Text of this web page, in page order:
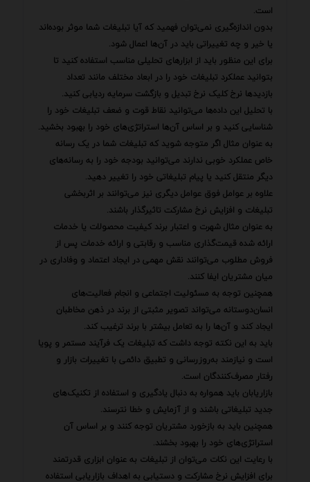
است.
بدون اندازه‌گیری نمی‌توان فهمید که آیا تبلیغات شما موثر بوده‌اند
یا خیر و چه تغییراتی باید در آن‌ها اعمال شود.
برای این منظور باید از ابزارهای تحلیلی مناسب استفاده کنید تا
بتوانید عملکرد تبلیغات خود را در ابعاد مختلف مانند تعداد
بازدیدها نرخ کلیک نرخ تبدیل و بازگشت سرمایه ردیابی کنید.
با تحلیل این داده‌ها می‌توانید نقاط قوت و ضعف تبلیغات خود را
شناسایی کنید و بر اساس آن‌ها استراتژی‌های خود را بهبود بخشید.
به عنوان مثال اگر متوجه شوید که تبلیغات شما در یک رسانه
خاص عملکرد خوبی ندارند می‌توانید بودجه خود را به رسانه‌های
دیگر منتقل کنید یا پیام تبلیغاتی خود را تغییر دهید.
علاوه بر عوامل فوق عوامل دیگری نیز می‌توانند بر اثربخشی
تبلیغات و افزایش نرخ مشارکت تاثیرگذار باشند.
به عنوان مثال شهرت و اعتبار برند کیفیت محصولات یا خدمات
ارائه شده قیمت‌گذاری مناسب و رقابتی و ارائه خدمات پس از
فروش مطلوب می‌توانند نقش مهمی در ایجاد اعتماد و وفاداری در
میان مشتریان ایفا کنند.
همچنین توجه به مسئولیت اجتماعی و انجام فعالیت‌های
انسان‌دوستانه می‌تواند تصویر مثبتی از برند در ذهن مخاطبان
ایجاد کند و آن‌ها را به تعامل بیشتر با برند ترغیب کند.
باید به این نکته توجه داشت که تبلیغات یک فرآیند مستمر و پویا
است و نیازمند به‌روزرسانی و تطبیق دائمی با تغییرات بازار و
رفتار مصرف‌کنندگان است.
بازاریابان باید همواره به دنبال یادگیری و استفاده از تکنیک‌های
جدید تبلیغاتی باشند و از آزمایش و خطا نترسند.
همچنین باید به بازخورد مشتریان توجه کنند و بر اساس آن
استراتژی‌های خود را بهبود بخشند.
با رعایت این نکات می‌توان از تبلیغات به عنوان ابزاری قدرتمند
برای افزایش نرخ مشارکت و دستیابی به اهداف بازاریابی استفاده